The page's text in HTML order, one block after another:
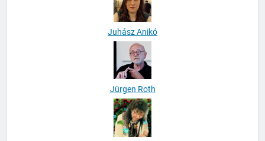
Juhász Anikó
Jürgen Roth